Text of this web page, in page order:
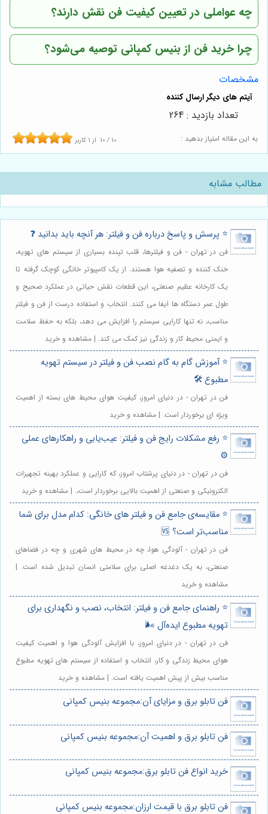
چه عواملی در تعیین کیفیت فن نقش دارند؟
چرا خرید فن از بنیس کمپانی توصیه می‌شود؟
مشخصات
به این مقاله امتیاز بدهید : 10 / 10 از 1 کاربر
تعداد بازدید : 264
مطالب مشابه
⭐️ پرسش و پاسخ درباره فن و فیلتر: هر آنچه باید بدانید ❓
فن در تهران - فن و فیلترها، قلب تپنده بسیاری از سیستم های تهویه،
خنک کننده و تصفیه هوا هستند. از یک کامپیوتر خانگی کوچک گرفته تا
یک کارخانه عظیم صنعتی، این قطعات نقش حیاتی در عملکرد صحیح و
طول عمر دستگاه ها ایفا می کنند. انتخاب و استفاده درست از فن و فیلتر
مناسب، نه تنها کارایی سیستم را افزایش می دهد، بلکه به حفظ سلامت
و ایمنی محیط کار و زندگی نیز کمک می کند. | مشاهده و خرید
⭐️ آموزش گام به گام نصب فن و فیلتر در سیستم تهویه
مطبوع 🛠️
فن در تهران - در دنیای امروز، کیفیت هوای محیط های بسته از اهمیت
ویژه ای برخوردار است. | مشاهده و خرید
⭐️ رفع مشکلات رایج فن و فیلتر: عیب‌یابی و راهکارهای عملی
⚙️
فن در تهران - در دنیای پرشتاب امروز، که کارایی و عملکرد بهینه تجهیزات
الکترونیکی و صنعتی از اهمیت بالایی برخوردار است،. | مشاهده و خرید
⭐️ مقایسه‌ی جامع فن و فیلتر های خانگی: کدام مدل برای شما
مناسب‌تر است؟ 🆚
فن در تهران - آلودگی هوا، چه در محیط های شهری و چه در فضاهای
صنعتی، به یک دغدغه اصلی برای سلامتی انسان تبدیل شده است. |
مشاهده و خرید
⭐️ راهنمای جامع فن و فیلتر: انتخاب، نصب و نگهداری برای
تهویه مطبوع ایده‌آل 🌬️
فن در تهران - در دنیای امروز، با افزایش آلودگی هوا و اهمیت کیفیت
هوای محیط زندگی و کار، انتخاب و استفاده از سیستم های تهویه مطبوع
مناسب بیش از پیش اهمیت یافته است. | مشاهده و خرید
فن تابلو برق و مزایای آن:مجموعه بنیس کمپانی
فن تابلو برق و اهمیت آن:مجموعه بنیس کمپانی
خرید انواع فن تابلو برق:مجموعه بنیس کمپانی
فن تابلو برق با قیمت ارزان:مجموعه بنیس کمپانی